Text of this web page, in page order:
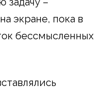
экране, пока в
бессмысленных